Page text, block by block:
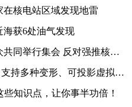
在核电站区域发现地雷
海获6处油气发现
行集会 反对强推核污染水排海
多种变形、可投影虚拟键盘
知识点，让你事半功倍！